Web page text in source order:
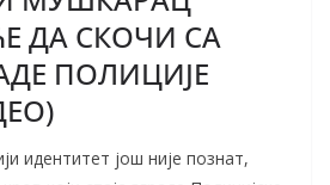
ДА СКОЧИ СА
ПОЛИЦИЈЕ
идентитет још није познат,